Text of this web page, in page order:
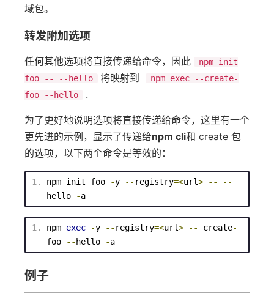
域包。
转发附加选项
任何其他选项将直接传递给命令，因此
npm init
foo -- --hello
将映射到
npm exec --create-
foo --hello
.
为了更好地说明选项将直接传递给命令，这里有一个
更先进的示例，显示了传递给npm cli和 create 包
的选项，以下两个命令是等效的：
npm init foo -y -- registry=<url> --
--
hello
-a
npm exec -y -- registry=<url> -- create-
foo
-- hello -a
例子